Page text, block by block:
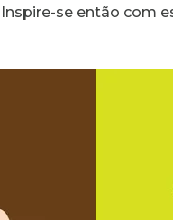
se então com